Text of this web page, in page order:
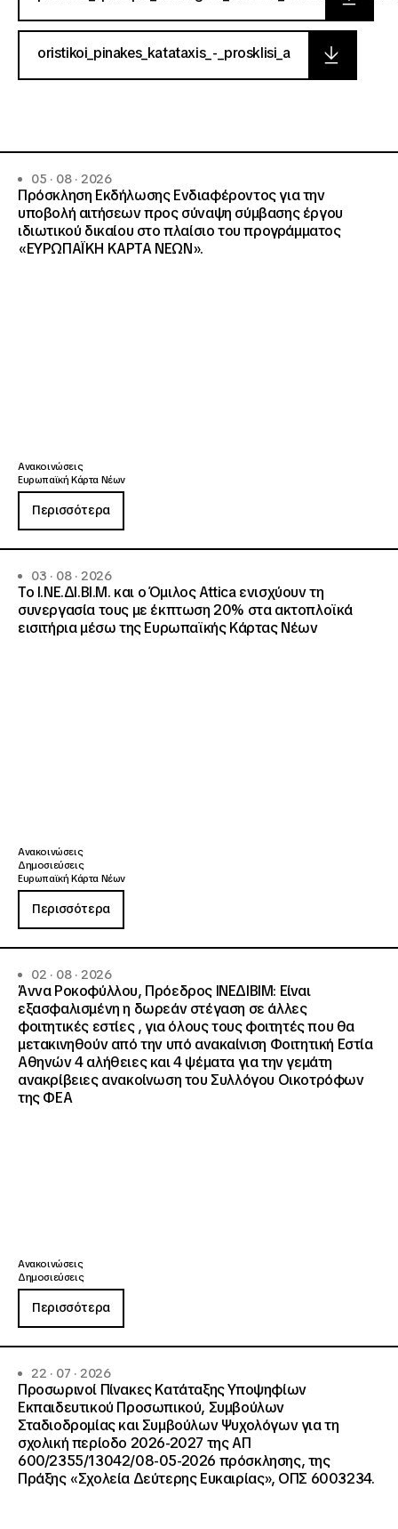
oristikoi_pinakes_katataxis_-_prosklisi_a
05 · 08 · 2026
Πρόσκληση Εκδήλωσης Ενδιαφέροντος για την
υποβολή αιτήσεων προς σύναψη σύμβασης έργου
ιδιωτικού δικαίου στο πλαίσιο του προγράμματος
«ΕΥΡΩΠΑΪΚΗ ΚΑΡΤΑ ΝΕΩΝ».
Ανακοινώσεις
Ευρωπαϊκή Κάρτα Νέων
Περισσότερα
03 · 08 · 2026
Το Ι.ΝΕ.ΔΙ.ΒΙ.Μ. και o Όμιλος Attica ενισχύουν τη
συνεργασία τους με έκπτωση 20% στα ακτοπλοϊκά
εισιτήρια μέσω της Ευρωπαϊκής Κάρτας Νέων
Ανακοινώσεις
Δημοσιεύσεις
Ευρωπαϊκή Κάρτα Νέων
Περισσότερα
02 · 08 · 2026
Άννα Ροκοφύλλου, Πρόεδρος ΙΝΕΔΙΒΙΜ: Είναι
εξασφαλισμένη η δωρεάν στέγαση σε άλλες
φοιτητικές εστίες , για όλους τους φοιτητές που θα
μετακινηθούν από την υπό ανακαίνιση Φοιτητική Εστία
Αθηνών 4 αλήθειες και 4 ψέματα για την γεμάτη
ανακρίβειες ανακοίνωση του Συλλόγου Οικοτρόφων
της ΦΕΑ
Ανακοινώσεις
Δημοσιεύσεις
Περισσότερα
22 · 07 · 2026
Προσωρινοί Πίνακες Κατάταξης Υποψηφίων
Εκπαιδευτικού Προσωπικού, Συμβούλων
Σταδιοδρομίας και Συμβούλων Ψυχολόγων για τη
σχολική περίοδο 2026-2027 της ΑΠ
600/2355/13042/08-05-2026 πρόσκλησης, της
Πράξης «Σχολεία Δεύτερης Ευκαιρίας», ΟΠΣ 6003234.